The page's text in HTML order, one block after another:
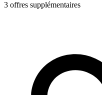
3 offres supplémentaires